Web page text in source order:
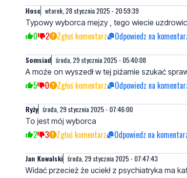
Hosc wtorek, 28 stycznia 2025 - 20:59:39
Typowy wyborca mejzy , tego wiecie
0 2 Zgłoś komentarz Odpowiedz na
Somsiad środa, 29 stycznia 2025 - 05:40:08
A może on wyszedł w tej piżamie szukać
5 0 Zgłoś komentarz Odpowiedz na
Ryży środa, 29 stycznia 2025 - 07:46:00
To jest mój wyborca
2 3 Zgłoś komentarz Odpowiedz na
Jan Kowalski środa, 29 stycznia 2025 - 07:47:43
Widać przecież że uciekł z psychiatryka ma